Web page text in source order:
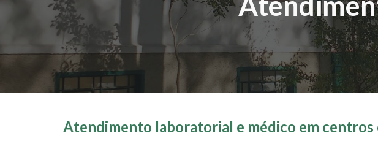
Atendimento laboratorial e médico em centros